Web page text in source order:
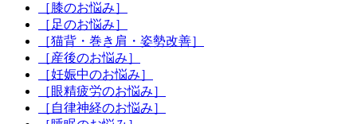
［膝のお悩み］
［足のお悩み］
［猫背・巻き肩・姿勢改善］
［産後のお悩み］
［妊娠中のお悩み］
［眼精疲労のお悩み］
［自律神経のお悩み］